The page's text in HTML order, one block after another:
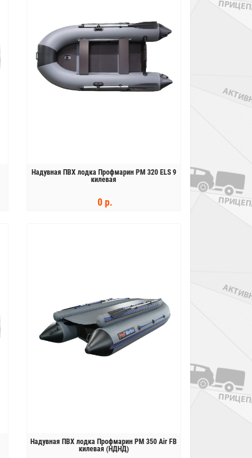
Надувная ПВХ лодка Профмарин PM 320 ELS 9
килевая
0 р.
Надувная ПВХ лодка Профмарин PM 350 Air FB
килевая (НДНД)